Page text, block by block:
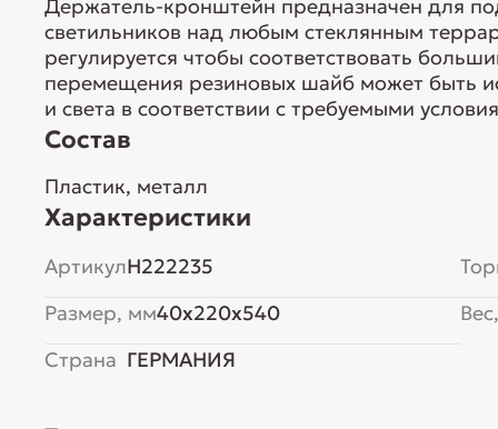
Держатель-кронштейн предназначен для
светильников над любым стеклянным
регулируется чтобы соответствовать
перемещения резиновых шайб может быть
и света в соответствии с требуемыми
Состав
Пластик, металл
Характеристики
АртикулH222235
Размер, мм40x220x540
Страна ГЕРМАНИЯ